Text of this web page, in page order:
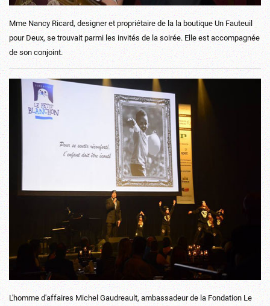
Mme Nancy Ricard, designer et propriétaire de la la boutique Un Fauteuil
pour Deux, se trouvait parmi les invités de la soirée. Elle est accompagnée
de son conjoint.
L'homme d'affaires Michel Gaudreault, ambassadeur de la Fondation Le